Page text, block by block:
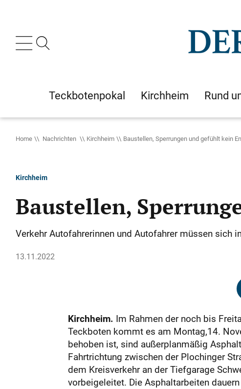
Teckbotenpokal Kirchheim Rund
Home Nachrichten Kirchheim Baustellen, Sperrungen und gefühlt kein
Kirchheim
Baustellen,
Verkehr Autofahrerinnen und Autofahrer müssen sich
13.11.2022
Kirchheim. Im Rahmen der noch bis
Teckboten kommt es am Montag,14.
behoben ist, sind außerplanmäßig
Fahrtrichtung zwischen der Plochinger
dem Kreisverkehr an der Tiefgarage
vorbeigeleitet. Die Asphaltarbeiten